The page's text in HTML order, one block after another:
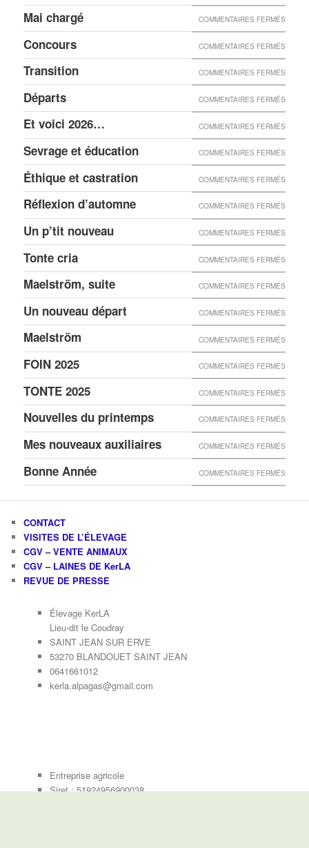
Mai chargé COMMENTAIRES FERMÉS
Concours COMMENTAIRES FERMÉS
Transition COMMENTAIRES FERMÉS
Départs COMMENTAIRES FERMÉS
Et voici 2026… COMMENTAIRES FERMÉS
Sevrage et éducation COMMENTAIRES FERMÉS
Éthique et castration COMMENTAIRES FERMÉS
Réflexion d’automne COMMENTAIRES FERMÉS
Un p’tit nouveau COMMENTAIRES FERMÉS
Tonte cria COMMENTAIRES FERMÉS
Maelström, suite COMMENTAIRES FERMÉS
Un nouveau départ COMMENTAIRES FERMÉS
Maelström COMMENTAIRES FERMÉS
FOIN 2025 COMMENTAIRES FERMÉS
TONTE 2025 COMMENTAIRES FERMÉS
Nouvelles du printemps COMMENTAIRES FERMÉS
Mes nouveaux auxiliaires COMMENTAIRES FERMÉS
Bonne Année COMMENTAIRES FERMÉS
CONTACT
VISITES DE L’ÉLEVAGE
CGV – VENTE ANIMAUX
CGV – LAINES DE KerLA
REVUE DE PRESSE
Élevage KerLA
Lieu-dit le Coudray
SAINT JEAN SUR ERVE
53270 BLANDOUET SAINT JEAN
0641661012
kerla.alpagas@gmail.com
Entreprise agricole
Siret : 51924956900038